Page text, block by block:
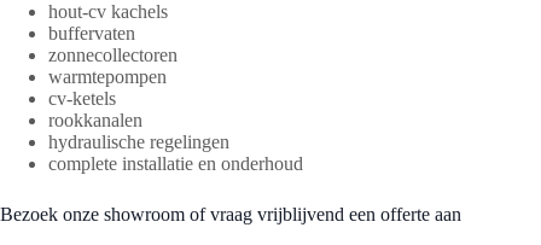
hout-cv kachels
buffervaten
zonnecollectoren
warmtepompen
cv-ketels
rookkanalen
hydraulische regelingen
complete installatie en onderhoud
Bezoek onze showroom of vraag vrijblijvend een offerte aan